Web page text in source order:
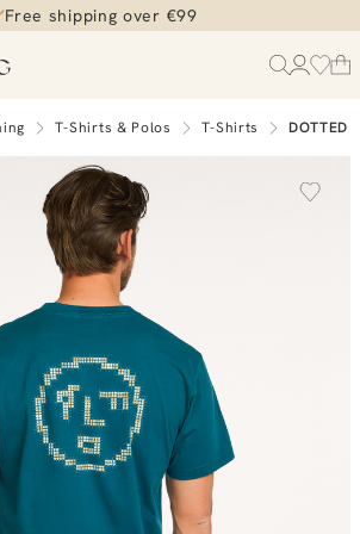
Free shipping over €99
T-Shirts & Polos T-Shirts DOTTED